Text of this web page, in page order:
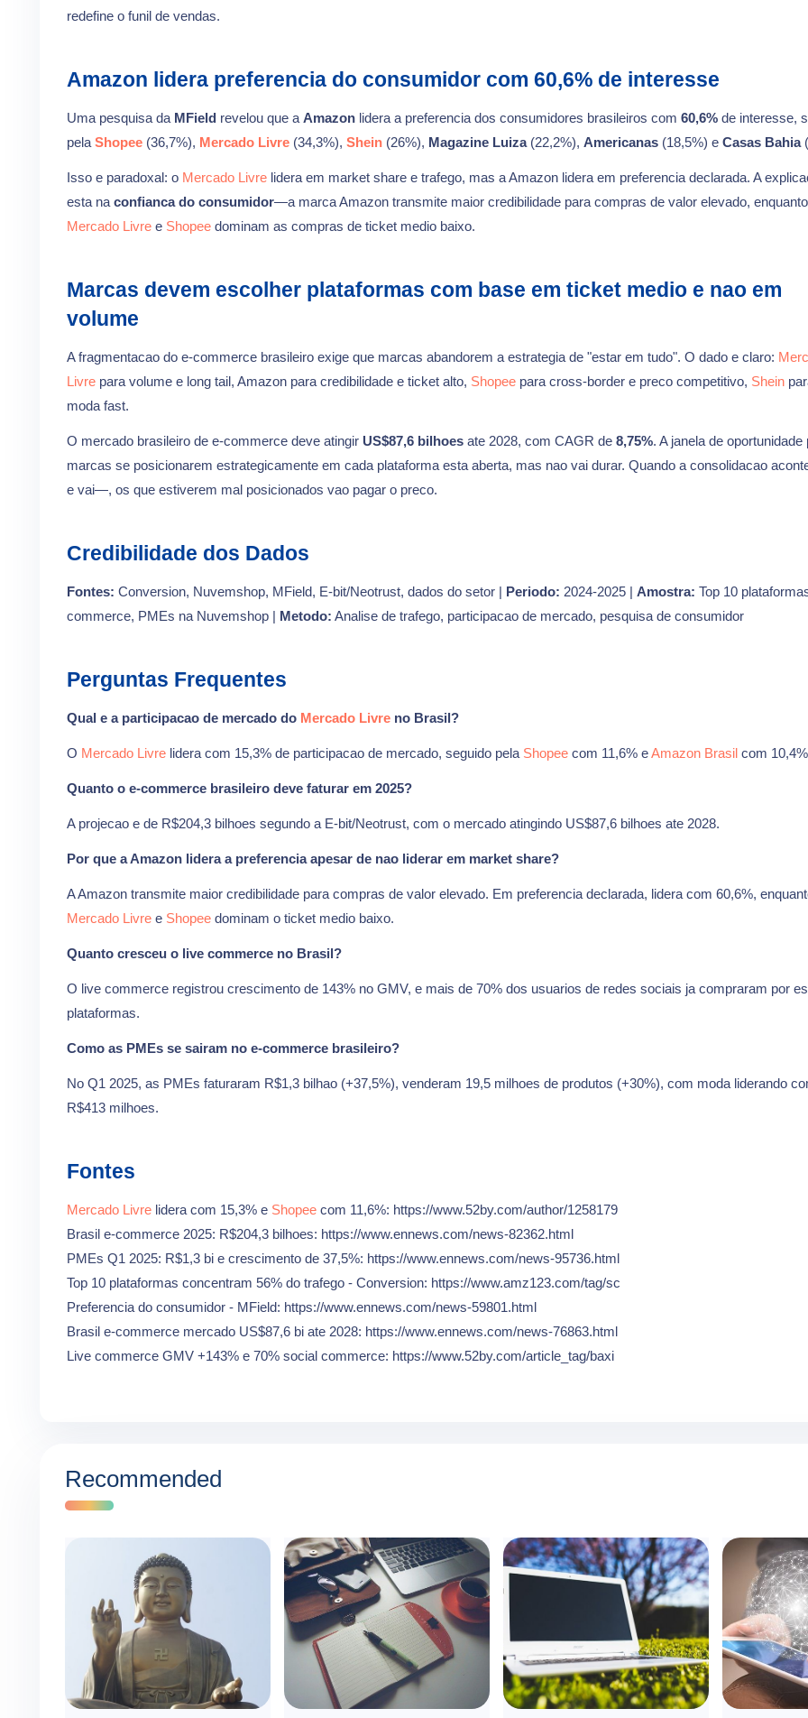
redefine o funil de vendas.
Amazon lidera preferencia do consumidor com 60,6% de interesse
Uma pesquisa da MField revelou que a Amazon lidera a preferencia dos consumidores brasileiros com 60,6% de interesse,
pela Shopee (36,7%), Mercado Livre (34,3%), Shein (26%), Magazine Luiza(22,2%), Americanas (18,5%) e Casas Bahia
Isso e paradoxal: o Mercado Livre lidera em market share e trafego, mas a Amazon lidera em preferencia declarada. A
esta na confianca do consumidor—a marca Amazon transmite maior credibilidade para compras de valor elevado, enquanto
Mercado Livre e Shopee dominam as compras de ticket medio baixo.
Marcas devem escolher plataformas com base em ticket medio e nao em
volume
A fragmentacao do e-commerce brasileiro exige que marcas abandorem a estrategia de "estar em tudo". O dado e claro:
Livre para volume e long tail, Amazon para credibilidade e ticket alto, Shopee para cross-border e preco competitivo, Shein
moda fast.
O mercado brasileiro de e-commerce deve atingir US$87,6 bilhoes ate 2028, com CAGR de 8,75%. A janela de oportunidade
marcas se posicionarem estrategicamente em cada plataforma esta aberta, mas nao vai durar. Quando a consolidacao
e vai—, os que estiverem mal posicionados vao pagar o preco.
Credibilidade dos Dados
Fontes: Conversion, Nuvemshop, MField, E-bit/Neotrust, dados do setor | Periodo: 2024-2025 | Amostra: Top 10
commerce, PMEs na Nuvemshop | Metodo: Analise de trafego, participacao de mercado, pesquisa de consumidor
Perguntas Frequentes
Qual e a participacao de mercado do Mercado Livre no Brasil?
O Mercado Livre lidera com 15,3% de participacao de mercado, seguido pela Shopee com 11,6% eAmazon Brasil com
Quanto o e-commerce brasileiro deve faturar em 2025?
A projecao e de R$204,3 bilhoes segundo a E-bit/Neotrust, com o mercado atingindo US$87,6 bilhoes ate 2028.
Por que a Amazon lidera a preferencia apesar de nao liderar em market share?
A Amazon transmite maior credibilidade para compras de valor elevado. Em preferencia declarada, lidera com 60,6%,
Mercado Livre e Shopee dominam o ticket medio baixo.
Quanto cresceu o live commerce no Brasil?
O live commerce registrou crescimento de 143% no GMV, e mais de 70% dos usuarios de redes sociais ja compraram por
plataformas.
Como as PMEs se sairam no e-commerce brasileiro?
No Q1 2025, as PMEs faturaram R$1,3 bilhao (+37,5%), venderam 19,5 milhoes de produtos (+30%), com moda liderando
R$413 milhoes.
Fontes
Mercado Livre lidera com 15,3% e Shopee com 11,6%: https://www.52by.com/author/1258179
Brasil e-commerce 2025: R$204,3 bilhoes: https://www.ennews.com/news-82362.html
PMEs Q1 2025: R$1,3 bi e crescimento de 37,5%: https://www.ennews.com/news-95736.html
Top 10 plataformas concentram 56% do trafego - Conversion: https://www.amz123.com/tag/sc
Preferencia do consumidor - MField: https://www.ennews.com/news-59801.html
Brasil e-commerce mercado US$87,6 bi ate 2028: https://www.ennews.com/news-76863.html
Live commerce GMV +143% e 70% social commerce: https://www.52by.com/article_tag/baxi
Recommended